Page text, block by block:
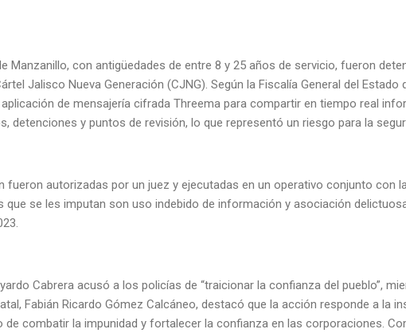
Manzanillo, con antigüedades de entre 8 y 25 años de servicio, fueron
Jalisco Nueva Generación (CJNG). Según la Fiscalía General del Estado
de mensajería cifrada Threema para compartir en tiempo real
detenciones y puntos de revisión, lo que representó un riesgo para la
fueron autorizadas por un juez y ejecutadas en un operativo conjunto con
que se les imputan son uso indebido de información y asociación
Cabrera acusó a los policías de “traicionar la confianza del pueblo”,
Fabián Ricardo Gómez Calcáneo, destacó que la acción responde a la
de combatir la impunidad y fortalecer la confianza en las corporaciones.